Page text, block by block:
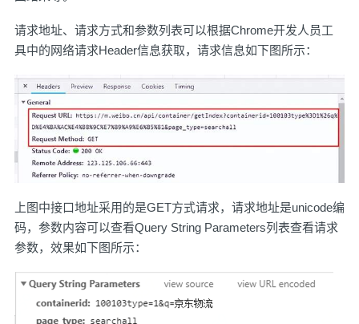
请求地址、请求方式和参数列表可以根据Chrome开发人员工
具中的网络请求Header信息获取，请求信息如下图所示：
上图中接口地址采用的是GET方式请求，请求地址是unicode编
码，参数内容可以查看Query String Parameters列表查看请求
参数，效果如下图所示：